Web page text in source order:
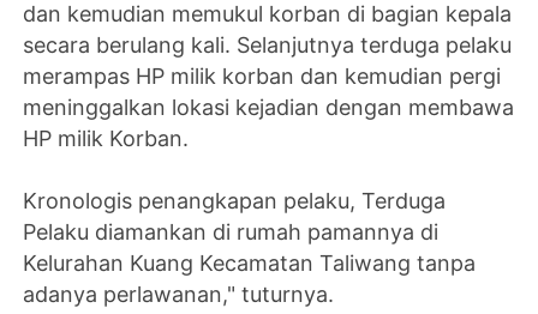
dan kemudian memukul korban di bagian kepala
secara berulang kali. Selanjutnya terduga pelaku
merampas HP milik korban dan kemudian pergi
meninggalkan lokasi kejadian dengan membawa
HP milik Korban.
Kronologis penangkapan pelaku, Terduga
Pelaku diamankan di rumah pamannya di
Kelurahan Kuang Kecamatan Taliwang tanpa
adanya perlawanan," tuturnya.